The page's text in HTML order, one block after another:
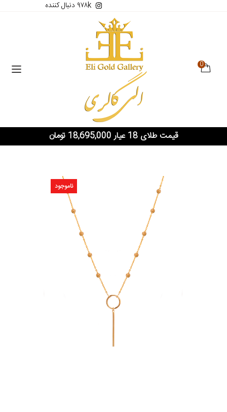
۹۷۸k دنبال کننده
0
قیمت طلای 18 عیار 18,695,000 تومان
ناموجود